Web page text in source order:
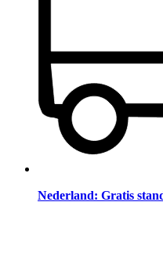
Nederland: Gratis